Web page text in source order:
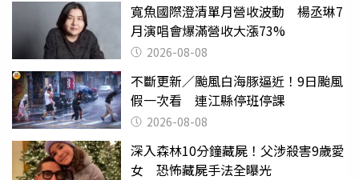
寬魚國際澄清單月營收波動 楊丞琳7
月演唱會爆滿營收大漲73%
2026-08-08
不斷更新／颱風白海豚逼近！9日颱風
假一次看 連江縣停班停課
2026-08-08
深入森林10分鐘藏屍！父涉殺害9歲愛
女 恐怖藏屍手法全曝光